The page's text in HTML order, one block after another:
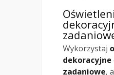
Wykorzystaj
dekoracyjne
zadaniowe,